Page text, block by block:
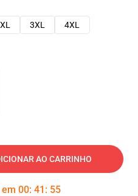
3XL
4XL
AO CARRINHO
00: 41 : 54